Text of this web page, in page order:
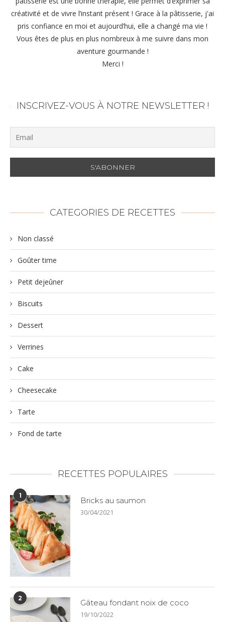
créativité et de vivre l’instant présent ! Grace à la pâtisserie, j'ai
pris confiance en moi et aujourd’hui, elle a changé ma vie !
Vous êtes de plus en plus nombreux à me suivre dans mon
aventure gourmande !
Merci !
INSCRIVEZ-VOUS À NOTRE NEWSLETTER !
CATEGORIES DE RECETTES
Non classé
Goûter time
Petit dejeûner
Biscuits
Dessert
Verrines
Cake
Cheesecake
Tarte
Fond de tarte
RECETTES POPULAIRES
1
Bricks au saumon
30/04/2021
2
Gâteau fondant noix de coco
19/10/2022